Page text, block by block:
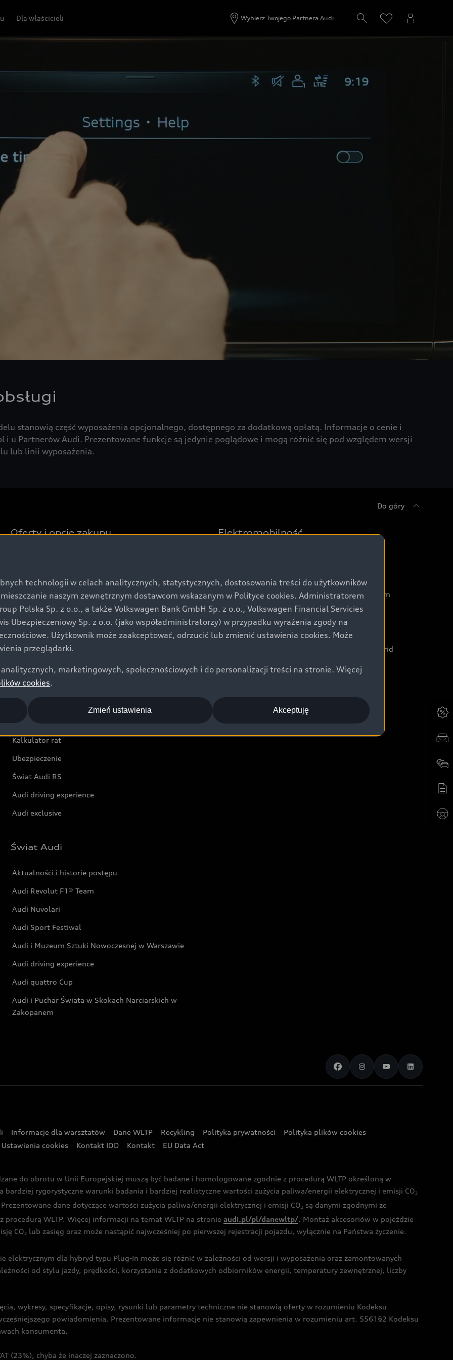
Dla właścicieli Wybierz Twojego Partnera Audi
stanowią część wyposażenia opcjonalnego, dostępnego za dodatkową opłatą. Informacje o cenie i
i u Partnerów Audi. Prezentowane funkcje są jedynie poglądowe i mogą różnić się pod względem wersji
lub linii wyposażenia.
Do góry
Oferty i opcje zakupu
Oferta Audi Perfect Lease
Audi dla biznesu
Samochody używane Audi Select :plus
Dostępne samochody nowe
Dostępne samochody używane
Wyszukaj najbliższego Partnera Audi
Oferta dla przedsiębiorców
Oferta dla klientów prywatnych
Kalkulator rat
Ubezpieczenie
Świat Audi RS
Audi driving experience
Audi exclusive
Elektromobilność
Skonfiguruj swoje Audi z napędem elektrycznym
Poznaj nasze modele plug-in hybrid
Porównaj nasze modele plug-in hybrid
Skonfiguruj swoje Audi z napędem plug-in hybrid
Eksperci elektromobilności Audi
Świat Audi
Aktualności i historie postępu
Audi Revolut F1® Team
Audi Nuvolari
Audi Sport Festiwal
Audi i Muzeum Sztuki Nowoczesnej w Warszawie
Audi driving experience
Audi quattro Cup
Audi i Puchar Świata w Skokach Narciarskich w
Zakopanem
Informacje dla warsztatów Dane WLTP Recykling Polityka prywatności
Polityka plików cookies
Ustawienia cookies Kontakt IOD Kontakt EU Data Act
do obrotu w Unii Europejskiej muszą być badane i homologowane zgodnie z procedurą WLTP określoną w
bardziej rygorystyczne warunki badania i bardziej realistyczne wartości zużycia paliwa/energii elektrycznej i emisji CO2
dane dotyczące wartości zużycia paliwa/energii elektrycznej i emisji CO2 są danymi zgodnymi ze
WLTP. Więcej informacji na temat WLTP na stronie audi.pl/pl/danewltp/. Montaż akcesoriów w pojeździe
CO2 lub zasięg oraz może nastąpić najwcześniej po pierwszej rejestracji pojazdu, wyłącznie na Państwa życzenie.
elektrycznym dla hybryd typu Plug-In może się różnić w zależności od wersji i wyposażenia oraz zamontowanych
od stylu jazdy, prędkości, korzystania z dodatkowych odbiorników energii, temperatury zewnętrznej, liczby
wykresy, specyfikacje, opisy, rysunki lub parametry techniczne nie stanowią oferty w rozumieniu Kodeksu
powiadomienia. Prezentowane informacje nie stanowią zapewnienia w rozumieniu art. 5561§2 Kodeksu
konsumenta.
(23%), chyba że inaczej zaznaczono.
technologii w celach analitycznych, statystycznych, dostosowania treści do użytkowników
naszym zewnętrznym dostawcom wskazanym w Polityce cookies. Administratorem
Polska Sp. z o.o., a także Volkswagen Bank GmbH Sp. z o.o., Volkswagen Financial Servicies
Ubezpieczeniowy Sp. z o.o. (jako współadministratorzy) w przypadku wyrażenia zgody na
Użytkownik może zaakceptować, odrzucić lub zmienić ustawienia cookies. Może
przeglądarki.
marketingowych, społecznościowych i do personalizacji treści na stronie. Więcej
cookies.
Akceptuję
Zmień ustawienia